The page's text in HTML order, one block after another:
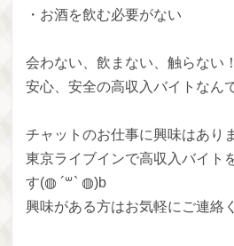
・お酒を飲む必要がない
会わない、飲まない、触らない！
安心、安全の高収入バイトな
チャットのお仕事に興味はあり
東京ライブインで高収入バイト
す(◍ ´꒳` ◍)b
興味がある方はお気軽にご連絡